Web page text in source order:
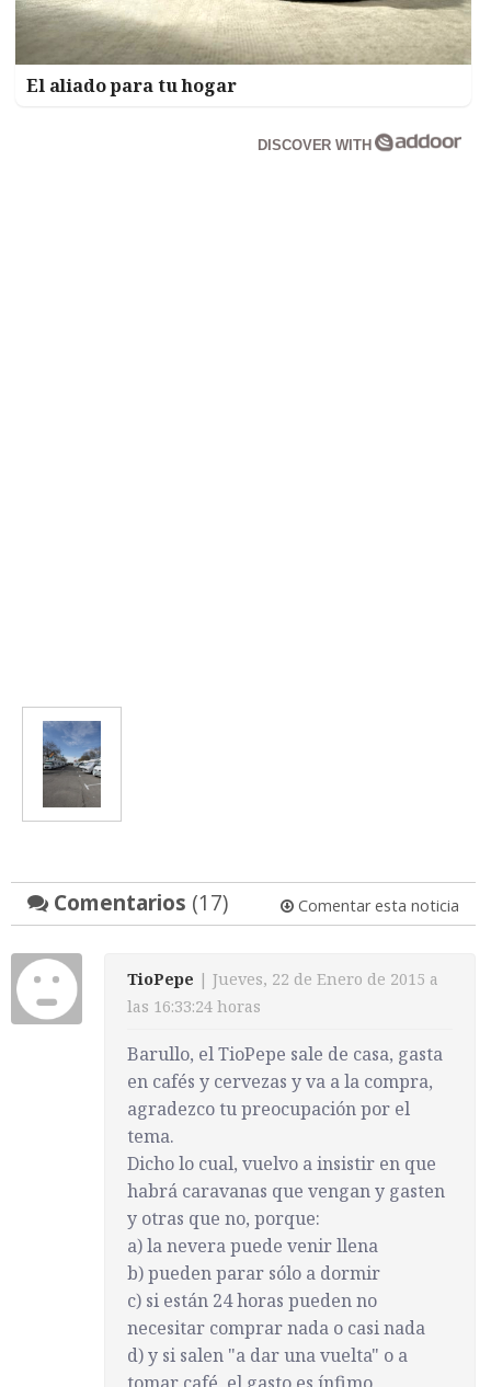
El aliado para tu hogar
DISCOVER WITH
Comentarios (17) Comentar esta noticia
TioPepe | Jueves, 22 de Enero de 2015 a
las 16:33:24 horas
Barullo, el TioPepe sale de casa, gasta
en cafés y cervezas y va a la compra,
agradezco tu preocupación por el
tema.
Dicho lo cual, vuelvo a insistir en que
habrá caravanas que vengan y gasten
y otras que no, porque:
a) la nevera puede venir llena
b) pueden parar sólo a dormir
c) si están 24 horas pueden no
necesitar comprar nada o casi nada
d) y si salen "a dar una vuelta" o a